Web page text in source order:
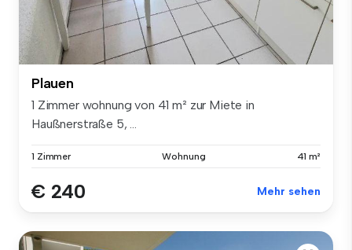
Plauen
1 Zimmer wohnung von 41 m² zur Miete in
Haußnerstraße 5, ...
1 Zimmer Wohnung 41 m²
€ 240 Mehr sehen